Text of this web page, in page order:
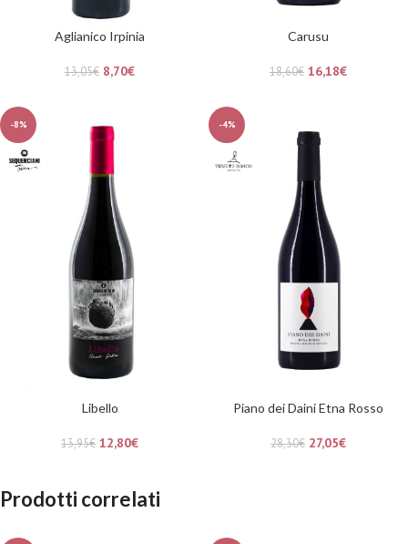
Aglianico Irpinia
13,05€ 8,70€
Carusu
18,60€ 16,18€
-8%
Libello
13,95€ 12,80€
-4%
Piano dei Daini Etna Rosso
28,30€ 27,05€
Prodotti correlati